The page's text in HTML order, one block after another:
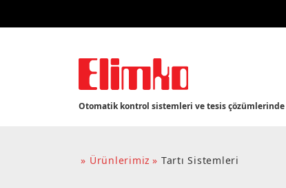
Otomatik kontrol sistemleri ve tesis çözümlerinde
Ürünlerimiz Tartı Sistemleri